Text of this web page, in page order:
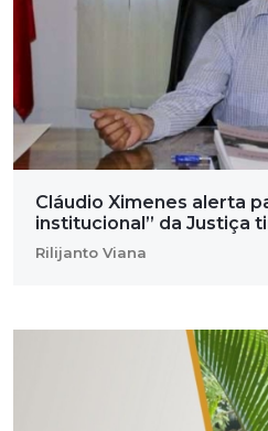
Cláudio Ximenes alerta
institucional” da Justiça
Rilijanto Viana